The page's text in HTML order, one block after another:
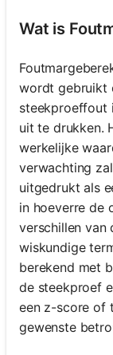
Wat is
wordt gebruikt
steekproeffout
uit te drukken.
werkelijke
verwachting
uitgedrukt als
in hoeverre de
verschillen van
wiskundige
berekend met
de steekproef
een z-score of
gewenste